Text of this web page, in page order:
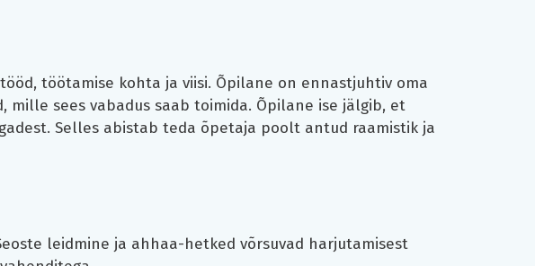
töötamise kohta ja viisi. Õpilane on ennastjuhtiv oma
sees vabadus saab toimida. Õpilane ise jälgib, et
Selles abistab teda õpetaja poolt antud raamistik ja
leidmine ja ahhaa-hetked võrsuvad harjutamisest